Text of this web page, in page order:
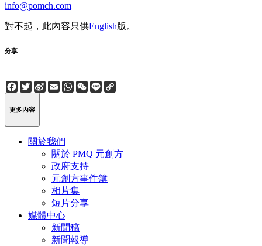
info@pomch.com
對不起，此內容只供English版。
分享
Facebook
Twitter
Sina
Weibo
EmailWhatsApp
WeChat
Line
更多內容
關於我們
關於 PMQ 元創方
政府支持
元創方事件簿
相片集
短片分享
媒體中心
新聞稿
新聞報導